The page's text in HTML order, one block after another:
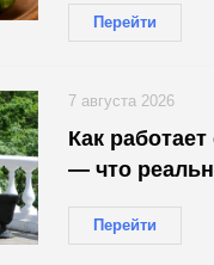
Перейти
Как
— что
Перейти
7 августа 2026